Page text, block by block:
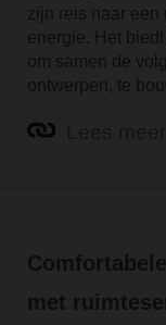
zijn reis naar een
energie. Het
om samen de
ontwerpen, te
met